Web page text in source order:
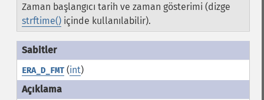
Zaman başlangıcı tarih ve zaman gösterimi (dizge
strftime()içinde kullanılabilir).
ERA_D_FMT(int)